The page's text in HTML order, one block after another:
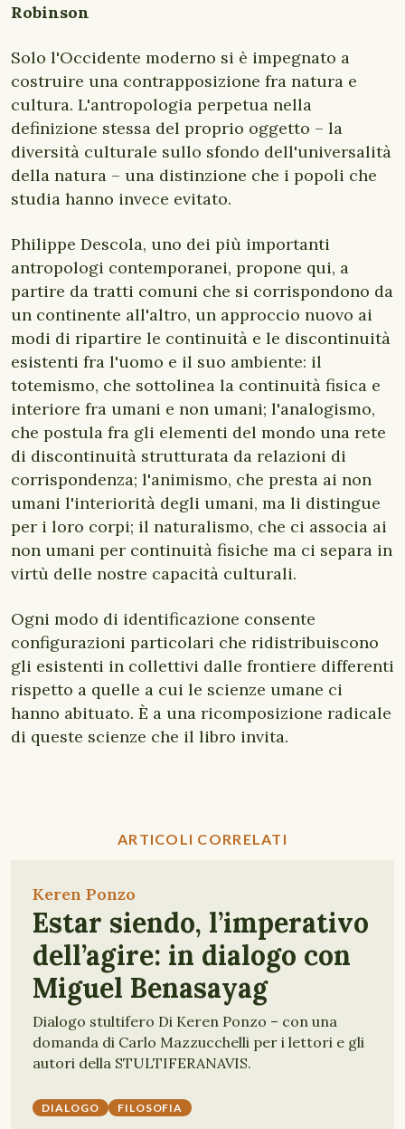
Robinson
Solo l'Occidente moderno si è impegnato a
costruire una contrapposizione fra natura e
cultura. L'antropologia perpetua nella
definizione stessa del proprio oggetto – la
diversità culturale sullo sfondo dell'universalità
della natura – una distinzione che i popoli che
studia hanno invece evitato.
Philippe Descola, uno dei più importanti
antropologi contemporanei, propone qui, a
partire da tratti comuni che si corrispondono da
un continente all'altro, un approccio nuovo ai
modi di ripartire le continuità e le discontinuità
esistenti fra l'uomo e il suo ambiente: il
totemismo, che sottolinea la continuità fisica e
interiore fra umani e non umani; l'analogismo,
che postula fra gli elementi del mondo una rete
di discontinuità strutturata da relazioni di
corrispondenza; l'animismo, che presta ai non
umani l'interiorità degli umani, ma li distingue
per i loro corpi; il naturalismo, che ci associa ai
non umani per continuità fisiche ma ci separa in
virtù delle nostre capacità culturali.
Ogni modo di identificazione consente
configurazioni particolari che ridistribuiscono
gli esistenti in collettivi dalle frontiere differenti
rispetto a quelle a cui le scienze umane ci
hanno abituato. È a una ricomposizione radicale
di queste scienze che il libro invita.
ARTICOLI CORRELATI
Keren Ponzo
Estar siendo, l’imperativo
dell’agire: in dialogo con
Miguel Benasayag
Dialogo stultifero Di Keren Ponzo – con una
domanda di Carlo Mazzucchelli per i lettori e gli
autori della STULTIFERANAVIS.
DIALOGO FILOSOFIA